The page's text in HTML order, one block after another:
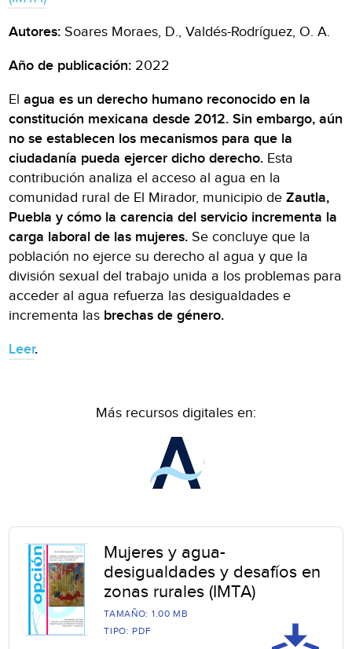
Autores:Soares Moraes, D., Valdés-Rodríguez, O. A.
Año de publicación: 2022
Elagua es un derecho humano reconocido en la
constitución mexicana desde 2012. Sin embargo, aún
no se establecen los mecanismos para que la
ciudadanía pueda ejercer dicho derecho. Esta
contribución analiza el acceso al agua en la
comunidad rural de El Mirador, municipio deZautla,
Puebla y cómo la carencia del servicio incrementa la
carga laboral de las mujeres. Se concluye que la
población no ejerce su derecho al agua y que la
división sexual del trabajo unida a los problemas para
acceder al agua refuerza las desigualdades e
incrementa las brechas de género.
Leer.
Más recursos digitales en:
Mujeres y agua-
desigualdades y desafíos en
zonas rurales (IMTA)
TAMAÑO: 1.00 MB
TIPO: PDF